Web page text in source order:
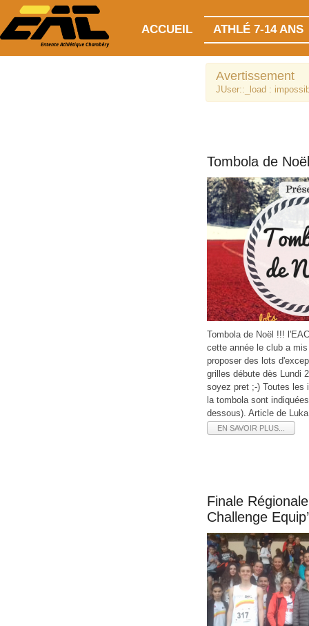
ACCUEIL ATHLÉ 7-14 ANS
Avertissement
JUser::_load :
Tombola de
Tombola de Noël !!!
cette année le club a
proposer des lots
grilles débute dès Lundi
soyez pret ;-) Toutes les
la tombola sont
dessous). Article de
EN SAVOIR PLUS...
Finale
Challenge